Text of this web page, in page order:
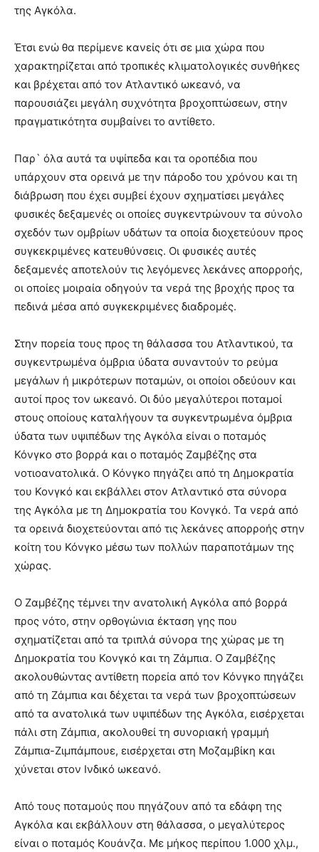
της Αγκόλα.
Έτσι ενώ θα περίμενε κανείς ότι σε μια χώρα που
χαρακτηρίζεται από τροπικές κλιματολογικές συνθήκες
και βρέχεται από τον Ατλαντικό ωκεανό, να
παρουσιάζει μεγάλη συχνότητα βροχοπτώσεων, στην
πραγματικότητα συμβαίνει το αντίθετο.
Παρ` όλα αυτά τα υψίπεδα και τα οροπέδια που
υπάρχουν στα ορεινά με την πάροδο του χρόνου και τη
διάβρωση που έχει συμβεί έχουν σχηματίσει μεγάλες
φυσικές δεξαμενές οι οποίες συγκεντρώνουν τα σύνολο
σχεδόν των ομβρίων υδάτων τα οποία διοχετεύουν προς
συγκεκριμένες κατευθύνσεις. Οι φυσικές αυτές
δεξαμενές αποτελούν τις λεγόμενες λεκάνες απορροής,
οι οποίες μοιραία οδηγούν τα νερά της βροχής προς τα
πεδινά μέσα από συγκεκριμένες διαδρομές.
Στην πορεία τους προς τη θάλασσα του Ατλαντικού, τα
συγκεντρωμένα όμβρια ύδατα συναντούν το ρεύμα
μεγάλων ή μικρότερων ποταμών, οι οποίοι οδεύουν και
αυτοί προς τον ωκεανό. Οι δύο μεγαλύτεροι ποταμοί
στους οποίους καταλήγουν τα συγκεντρωμένα όμβρια
ύδατα των υψιπέδων της Αγκόλα είναι ο ποταμός
Κόνγκο στο βορρά και ο ποταμός Ζαμβέζης στα
νοτιοανατολικά. Ο Κόνγκο πηγάζει από τη Δημοκρατία
του Κονγκό και εκβάλλει στον Ατλαντικό στα σύνορα
της Αγκόλα με τη Δημοκρατία του Κονγκό. Τα νερά από
τα ορεινά διοχετεύονται από τις λεκάνες απορροής στην
κοίτη του Κόνγκο μέσω των πολλών παραποτάμων της
χώρας.
Ο Ζαμβέζης τέμνει την ανατολική Αγκόλα από βορρά
προς νότο, στην ορθογώνια έκταση γης που
σχηματίζεται από τα τριπλά σύνορα της χώρας με τη
Δημοκρατία του Κονγκό και τη Ζάμπια. Ο Ζαμβέζης
ακολουθώντας αντίθετη πορεία από τον Κόνγκο πηγάζει
από τη Ζάμπια και δέχεται τα νερά των βροχοπτώσεων
από τα ανατολικά των υψιπέδων της Αγκόλα, εισέρχεται
πάλι στη Ζάμπια, ακολουθεί τη συνοριακή γραμμή
Ζάμπια-Ζιμπάμπουε, εισέρχεται στη Μοζαμβίκη και
χύνεται στον Ινδικό ωκεανό.
Από τους ποταμούς που πηγάζουν από τα εδάφη της
Αγκόλα και εκβάλλουν στη θάλασσα, ο μεγαλύτερος
είναι ο ποταμός Κουάνζα. Με μήκος περίπου 1.000 χλμ.,